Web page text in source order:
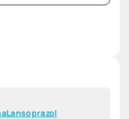
Lansoprazol